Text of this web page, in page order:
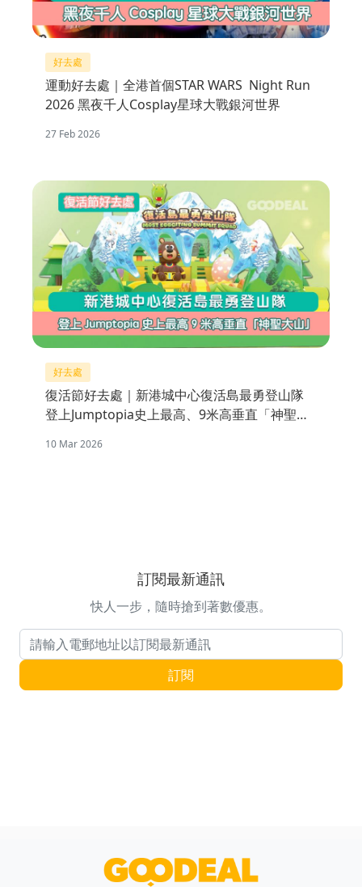
好去處
運動好去處｜全港首個STAR WARS Night Run
2026 黑夜千人Cosplay星球大戰銀河世界
27 Feb 2026
好去處
復活節好去處｜新港城中心復活島最勇登山隊
登上Jumptopia史上最高、9米高垂直「神聖大
10 Mar 2026
訂閱最新通訊
快人一步，隨時搶到著數優惠。
電郵地址 訂閱